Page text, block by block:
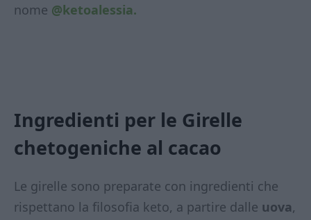
nome @ketoalessia.
Ingredienti per le Girelle
chetogeniche al cacao
Le girelle sono preparate con ingredienti che
rispettano la filosofia keto, a partire dalle uova,